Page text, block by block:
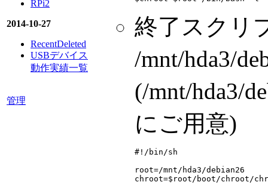
RPi2
2014-10-27
RecentDeleted
USBデバイス
動作実績一覧
管理
終了スクリ
/mnt/hda3/
(/mnt/hda3/
にご用意)
#!/bin/sh
root=/mnt/hda3/debian26
chroot=$root/boot/chroot/